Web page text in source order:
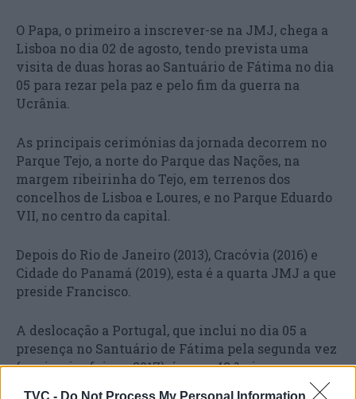
TVC - Do Not Process My Personal Information
O Papa, o primeiro a inscrever-se na JMJ, chega a
Lisboa no dia 02 de agosto, tendo prevista uma
visita de duas horas ao Santuário de Fátima no dia
05 para rezar pela paz e pelo fim da guerra na
Ucrânia.
As principais cerimónias da jornada decorrem no
Parque Tejo, a norte do Parque das Nações, na
margem ribeirinha do Tejo, em terrenos dos
concelhos de Lisboa e Loures, e no Parque Eduardo
VII, no centro da capital.
Depois do Rio de Janeiro (2013), Cracóvia (2016) e
Cidade do Panamá (2019), esta é a quarta JMJ a que
preside Francisco.
A deslocação a Portugal, que inclui no dia 05 a
presença no Santuário de Fátima pela segunda vez
(a primeira foi em 2017), é a sua 42.ª viagem